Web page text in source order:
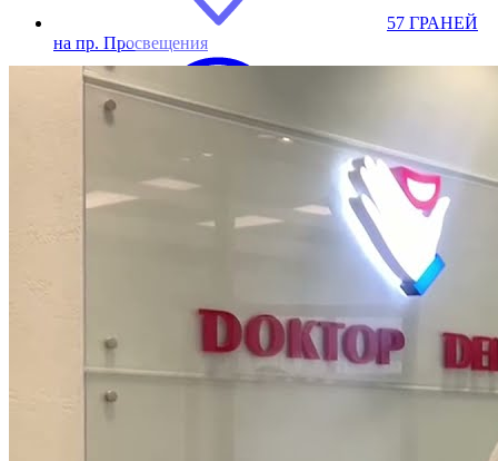
57 ГРАНЕЙ
на пр. Просвещения
57 ГРАНЕЙ